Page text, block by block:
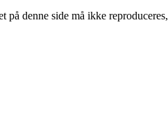
denne side må ikke reproduceres,